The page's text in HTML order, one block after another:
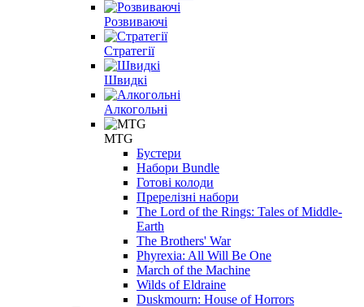
Розвиваючі
Стратегії
Швидкі
Алкогольні
MTG
Бустери
Набори Bundle
Готові колоди
Пререлізні набори
The Lord of the Rings: Tales of Middle-
Earth
The Brothers' War
Phyrexia: All Will Be One
March of the Machine
Wilds of Eldraine
Duskmourn: House of Horrors